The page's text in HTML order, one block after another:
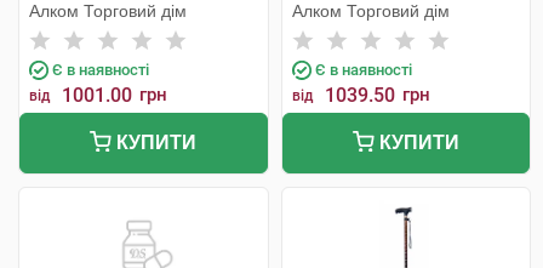
Алком Торговий дім
Є в наявності
від 1001.00 грн
КУПИТИ
Алком Торговий дім
Є в наявності
від 1039.50 грн
КУПИТИ